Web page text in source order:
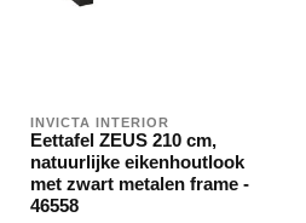
INVICTA INTERIOR
Eettafel ZEUS 210 cm,
natuurlijke eikenhoutlook
met zwart metalen frame -
46558